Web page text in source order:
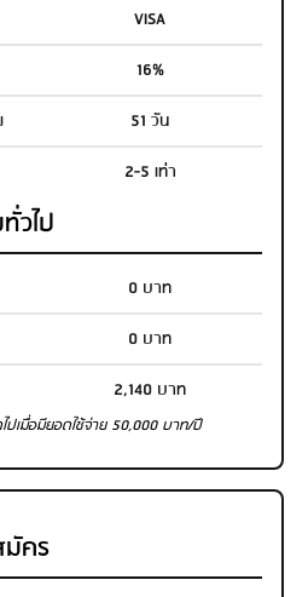
VISA
16%
51 วัน
2-5 เท่า
วไป
0 บาท
0 บาท
2,140 บาท
ปเมื่อมียอดใช้จ่าย 50,000 บาท/ปี
คร